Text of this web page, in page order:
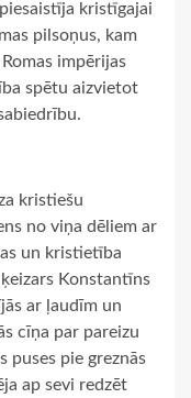
kristīgajai
pilsoņus, kam
impērijas
spētu aizvietot
kristiešu
no viņa dēliem ar
un kristietība
Konstantīns
ar ļaudīm un
cīņa par pareizu
puses pie greznās
ap sevi redzēt